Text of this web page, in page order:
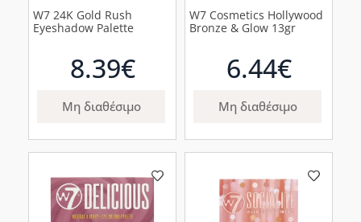
W7 24K Gold Rush
Eyeshadow Palette
8.39€
Μη διαθέσιμο
W7 Cosmetics Hollywood
Bronze & Glow 13gr
6.44€
Μη διαθέσιμο